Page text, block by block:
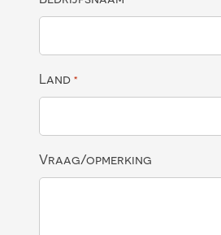
Land *
Vraag/opmerking